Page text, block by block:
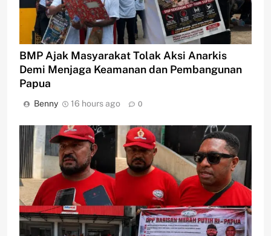
BMP Ajak Masyarakat Tolak Aksi Anarkis
Demi Menjaga Keamanan dan Pembangunan
Papua
Benny 16 hours ago 0